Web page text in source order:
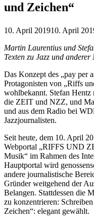
und Zeichen“
10. April 201910. April
Martin Laurentius und
Texten zu Jazz und anderer
Das Konzept des „pay per
Protagonisten von „Riffs
wohlbekannt. Stefan Hentz
die ZEIT und NZZ, und
und aus dem Radio bei
Jazzjournalisten.
Seit heute, dem 10. April
Webportal „RIFFS UND
Musik“ im Rahmen des
Hauptportal wird
andere journalistische
Gründer weitgehend der
Belangen. Stattdessen die
zu konzentrieren:
Zeichen“: elegant gewählt.